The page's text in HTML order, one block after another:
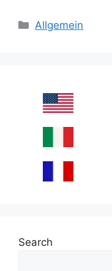
Categories
Allgemein
Search